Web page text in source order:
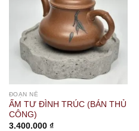
ĐOẠN NÊ
ẤM TƯ ĐÌNH TRÚC (BÁN THỦ
CÔNG)
3.400.000 ₫